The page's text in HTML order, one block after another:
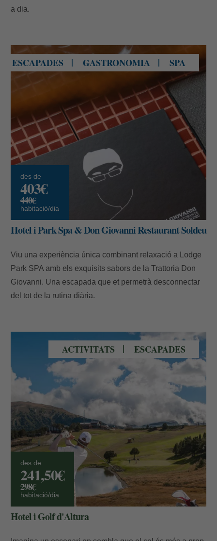
a dia.
ESCAPADES GASTRONOMIA SPA
des de
403€
440€
habitació/dia
Hotel i Park Spa & Don Giovanni Restaurant Soldeu
Viu una experiència única combinant relaxació a Lodge
Park SPA amb els exquisits sabors de la Trattoria Don
Giovanni. Una escapada que et permetrà desconnectar
del tot de la rutina diària.
ACTIVITATS ESCAPADES
des de
241,50€
298€
habitació/dia
Hotel i Golf d'Altura